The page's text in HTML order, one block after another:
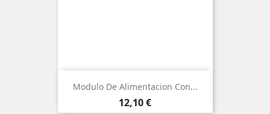
Modulo De Alimentacion Con...
Precio
12,10 €